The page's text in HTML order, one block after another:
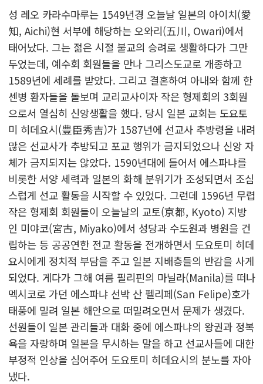
성 레오 카라수마루는 1549년경 오늘날 일본의 아이치(愛
知, Aichi)현 서부에 해당하는 오와리(五川, Owari)에서
태어났다. 그는 젊은 시절 불교의 승려로 생활하다가 그만
두었는데, 예수회 회원들을 만나 그리스도교로 개종하고
1589년에 세례를 받았다. 그리고 결혼하여 아내와 함께 한
센병 환자들을 돌보며 교리교사이자 작은 형제회의 3회원
으로서 열심히 신앙생활을 했다. 당시 일본 교회는 도요토
미 히데요시(豊臣秀吉)가 1587년에 선교사 추방령을 내려
많은 선교사가 추방되고 포교 행위가 금지되었으나 신앙 자
체가 금지되지는 않았다. 1590년대에 들어서 에스파냐를
비롯한 서양 세력과 일본의 화해 분위기가 조성되면서 조심
스럽게 선교 활동을 시작할 수 있었다. 그런데 1596년 무렵
작은 형제회 회원들이 오늘날의 교토(京都, Kyoto) 지방
인 미야코(宮古, Miyako)에서 성당과 수도원과 병원을 건
립하는 등 공공연한 전교 활동을 전개하면서 도요토미 히데
요시에게 정치적 부담을 주고 일본 지배층들의 반감을 사게
되었다. 게다가 그해 여름 필리핀의 마닐라(Manila)를 떠나
멕시코로 가던 에스파냐 선박 산 펠리페(San Felipe)호가
태풍에 밀려 일본 해안으로 떠밀려오면서 문제가 생겼다.
선원들이 일본 관리들과 대화 중에 에스파냐의 왕권과 정복
욕을 자랑하며 일본을 무시하는 말을 하고 선교사들에 대한
부정적 인상을 심어주어 도요토미 히데요시의 분노를 자아
냈다.